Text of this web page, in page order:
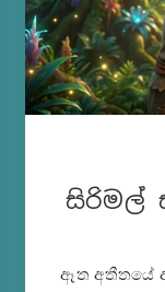
සිරිමල්
ඈත අතීතයේ